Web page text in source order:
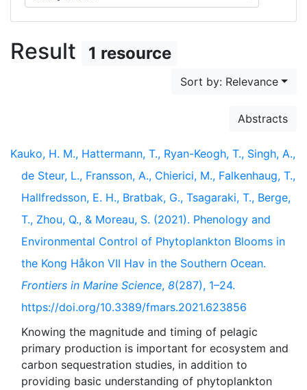
Result 1 resource
Sort by: Relevance
Abstracts
Kauko, H. M., Hattermann, T., Ryan-Keogh, T., Singh, A.,
de Steur, L., Fransson, A., Chierici, M., Falkenhaug, T.,
Hallfredsson, E. H., Bratbak, G., Tsagaraki, T., Berge,
T., Zhou, Q., & Moreau, S. (2021). Phenology and
Environmental Control of Phytoplankton Blooms in
the Kong Håkon VII Hav in the Southern Ocean.
Frontiers in Marine Science, 8(287), 1–24.
https://doi.org/10.3389/fmars.2021.623856
Knowing the magnitude and timing of pelagic
primary production is important for ecosystem and
carbon sequestration studies, in addition to
providing basic understanding of phytoplankton